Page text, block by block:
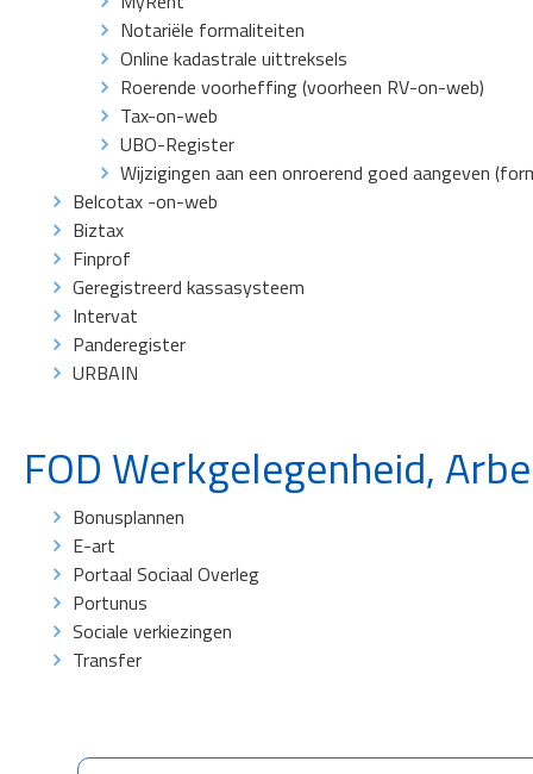
Notariële formaliteiten
Online kadastrale uittreksels
Roerende voorheffing (voorheen RV-on-web)
Tax-on-web
UBO-Register
Wijzigingen aan een onroerend goed aangeven
Belcotax -on-web
Biztax
Finprof
Geregistreerd kassasysteem
Intervat
Panderegister
URBAIN
FOD Werkgelegenheid,
Bonusplannen
E-art
Portaal Sociaal Overleg
Portunus
Sociale verkiezingen
Transfer